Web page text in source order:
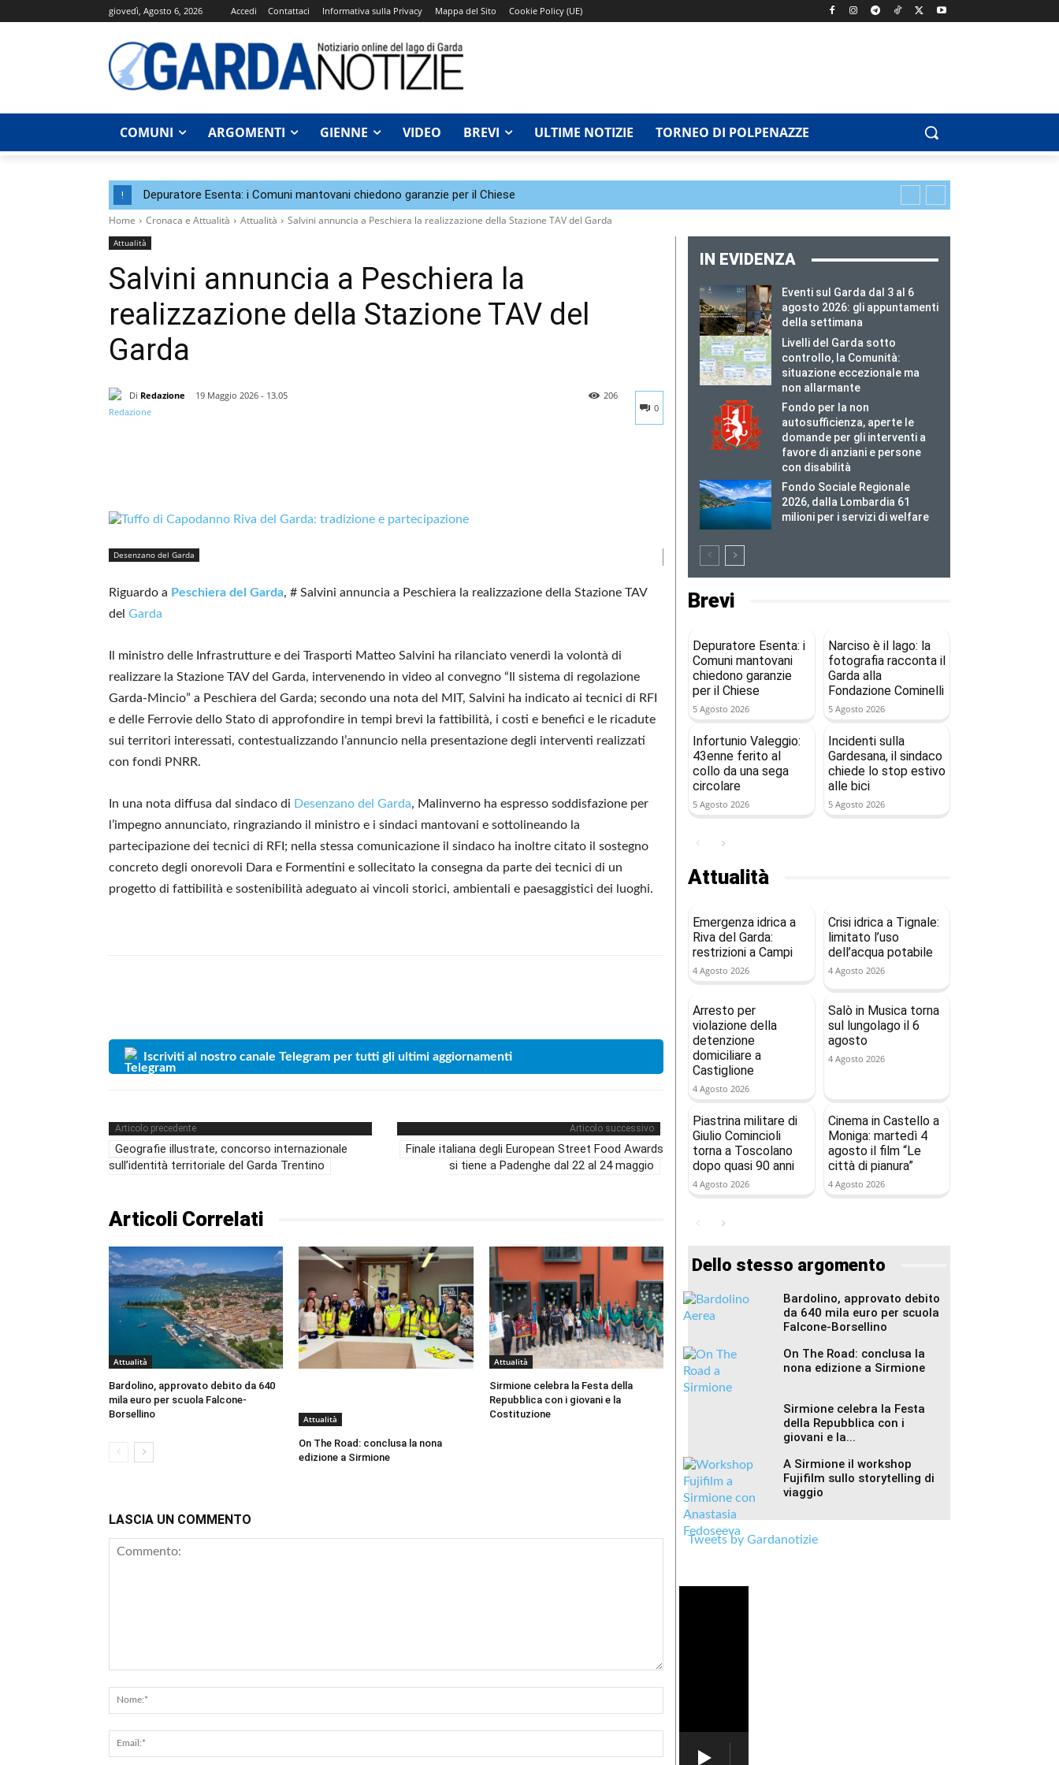
giovedì, Agosto 6, 2026 Accedi Contattaci Informativa sulla Privacy Mappa del Sito Cookie Policy (UE)
COMUNI ARGOMENTI GIENNE VIDEO BREVI ULTIME NOTIZIE TORNEO DI POLPENAZZE
! Depuratore Esenta: i Comuni mantovani chiedono garanzie per il Chiese
Home Cronaca e Attualità Attualità Salvini annuncia a Peschiera la realizzazione della Stazione TAV del Garda
Attualità
Salvini annuncia a Peschiera la
realizzazione della Stazione TAV del
Garda
Di Redazione
19 Maggio 2026 - 13.05
0
206
Desenzano del Garda
Riguardo a Peschiera del Garda, # Salvini annuncia a Peschiera la realizzazione della Stazione TAV
del Garda
Il ministro delle Infrastrutture e dei Trasporti Matteo Salvini ha rilanciato venerdì la volontà di
realizzare la Stazione TAV del Garda, intervenendo in video al convegno “Il sistema di regolazione
Garda-Mincio” a Peschiera del Garda; secondo una nota del MIT, Salvini ha indicato ai tecnici di RFI
e delle Ferrovie dello Stato di approfondire in tempi brevi la fattibilità, i costi e benefici e le ricadute
sui territori interessati, contestualizzando l’annuncio nella presentazione degli interventi realizzati
con fondi PNRR.
In una nota diffusa dal sindaco di Desenzano del Garda, Malinverno ha espresso soddisfazione per
l’impegno annunciato, ringraziando il ministro e i sindaci mantovani e sottolineando la
partecipazione dei tecnici di RFI; nella stessa comunicazione il sindaco ha inoltre citato il sostegno
concreto degli onorevoli Dara e Formentini e sollecitato la consegna da parte dei tecnici di un
progetto di fattibilità e sostenibilità adeguato ai vincoli storici, ambientali e paesaggistici dei luoghi.
Iscriviti al nostro canale Telegram per tutti gli ultimi aggiornamenti
Articolo precedente
Geografie illustrate, concorso internazionale
sull’identità territoriale del Garda Trentino
Articolo successivo
Finale italiana degli European Street Food Awards
si tiene a Padenghe dal 22 al 24 maggio
Articoli Correlati
Attualità
Bardolino, approvato debito da 640
mila euro per scuola Falcone-
Borsellino
Attualità
On The Road: conclusa la nona
edizione a Sirmione
Attualità
Sirmione celebra la Festa della
Repubblica con i giovani e la
Costituzione
LASCIA UN COMMENTO
IN EVIDENZA
Eventi sul Garda dal 3 al 6
agosto 2026: gli appuntamenti
della settimana
Livelli del Garda sotto
controllo, la Comunità:
situazione eccezionale ma
non allarmante
Fondo per la non
autosufficienza, aperte le
domande per gli interventi a
favore di anziani e persone
con disabilità
Fondo Sociale Regionale
2026, dalla Lombardia 61
milioni per i servizi di welfare
Brevi
Depuratore Esenta: i
Comuni mantovani
chiedono garanzie
per il Chiese
5 Agosto 2026
Narciso è il lago: la
fotografia racconta il
Garda alla
Fondazione Cominelli
5 Agosto 2026
Infortunio Valeggio:
43enne ferito al
collo da una sega
circolare
5 Agosto 2026
Incidenti sulla
Gardesana, il sindaco
chiede lo stop estivo
alle bici
5 Agosto 2026
Attualità
Emergenza idrica a
Riva del Garda:
restrizioni a Campi
4 Agosto 2026
Crisi idrica a Tignale:
limitato l’uso
dell’acqua potabile
4 Agosto 2026
Arresto per
violazione della
detenzione
domiciliare a
Castiglione
4 Agosto 2026
Salò in Musica torna
sul lungolago il 6
agosto
4 Agosto 2026
Piastrina militare di
Giulio Comincioli
torna a Toscolano
dopo quasi 90 anni
4 Agosto 2026
Cinema in Castello a
Moniga: martedì 4
agosto il film “Le
città di pianura”
4 Agosto 2026
Dello stesso argomento
Bardolino, approvato debito
da 640 mila euro per scuola
Falcone-Borsellino
On The Road: conclusa la
nona edizione a Sirmione
Sirmione celebra la Festa
della Repubblica con i
giovani e la...
A Sirmione il workshop
Fujifilm sullo storytelling di
viaggio
Tweets by Gardanotizie